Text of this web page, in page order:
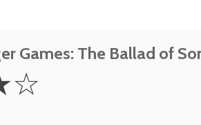
Games: The Ballad of
☆